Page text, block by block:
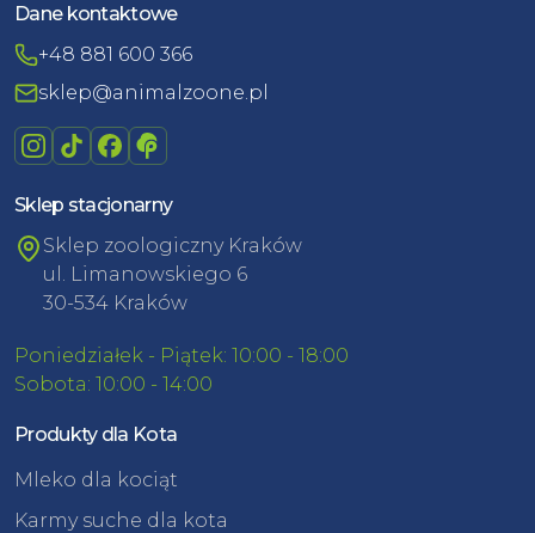
Dane kontaktowe
+48 881 600 366
sklep@animalzoone.pl
Sklep stacjonarny
Sklep zoologiczny Kraków
ul. Limanowskiego 6
30-534 Kraków
Poniedziałek - Piątek: 10:00 - 18:00
Sobota: 10:00 - 14:00
Produkty dla Kota
Mleko dla kociąt
Karmy suche dla kota